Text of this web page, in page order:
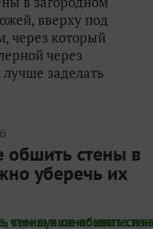
вверху под
через который
через
заделать
обшить стены в
уберечь их